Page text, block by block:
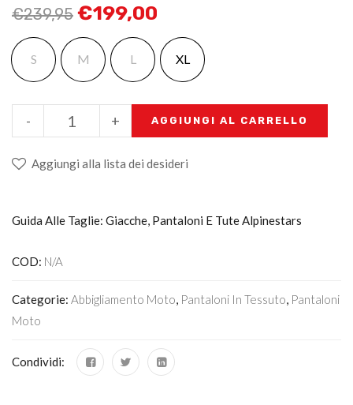
€239,95 €199,00
S M L XL
+
- AGGIUNGI AL CARRELLO
Aggiungi alla lista dei desideri
Guida Alle Taglie: Giacche, Pantaloni E Tute Alpinestars
COD: N/A
Categorie: Abbigliamento Moto, Pantaloni In Tessuto, Pantaloni
Moto
Condividi: